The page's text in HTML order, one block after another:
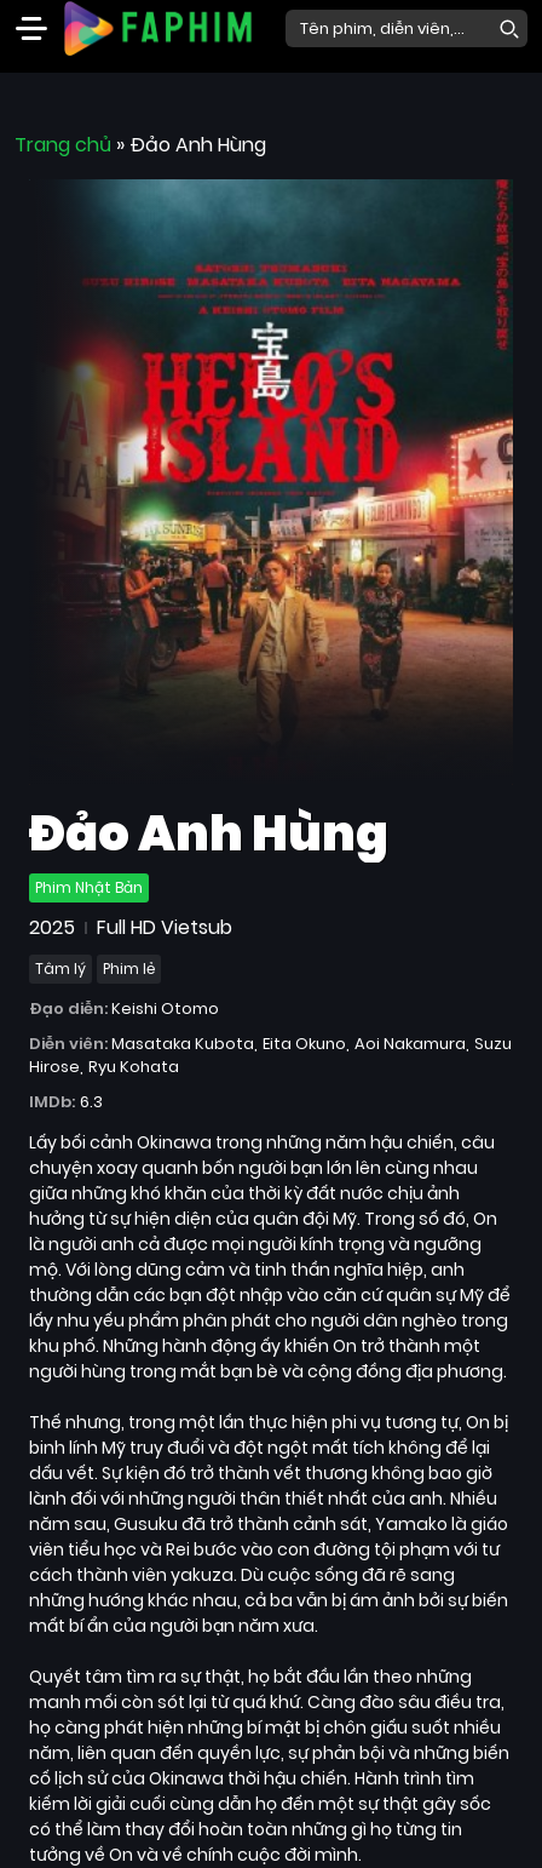
Phim
Phim
Chiếu
Quốc
Trang chủ » Đảo Anh Hùng
Đảo Anh Hùng
Phim Nhật Bản
2025 Full HD Vietsub
Tâm lý Phim lẻ
Đạo diễn:Keishi Otomo
Diễn viên:Masataka Kubota Eita Okuno Aoi Nakamura Suzu
Hirose Ryu Kohata
IMDb: 6.3
Lấy bối cảnh Okinawa trong những năm hậu chiến, câu
chuyện xoay quanh bốn người bạn lớn lên cùng nhau
giữa những khó khăn của thời kỳ đất nước chịu ảnh
hưởng từ sự hiện diện của quân đội Mỹ. Trong số đó, On
là người anh cả được mọi người kính trọng và ngưỡng
mộ. Với lòng dũng cảm và tinh thần nghĩa hiệp, anh
thường dẫn các bạn đột nhập vào căn cứ quân sự Mỹ để
lấy nhu yếu phẩm phân phát cho người dân nghèo trong
khu phố. Những hành động ấy khiến On trở thành một
người hùng trong mắt bạn bè và cộng đồng địa phương.
Thế nhưng, trong một lần thực hiện phi vụ tương tự, On bị
binh lính Mỹ truy đuổi và đột ngột mất tích không để lại
dấu vết. Sự kiện đó trở thành vết thương không bao giờ
lành đối với những người thân thiết nhất của anh. Nhiều
năm sau, Gusuku đã trở thành cảnh sát, Yamako là giáo
viên tiểu học và Rei bước vào con đường tội phạm với tư
cách thành viên yakuza. Dù cuộc sống đã rẽ sang
những hướng khác nhau, cả ba vẫn bị ám ảnh bởi sự biến
mất bí ẩn của người bạn năm xưa.
Quyết tâm tìm ra sự thật, họ bắt đầu lần theo những
manh mối còn sót lại từ quá khứ. Càng đào sâu điều tra,
họ càng phát hiện những bí mật bị chôn giấu suốt nhiều
năm, liên quan đến quyền lực, sự phản bội và những biến
cố lịch sử của Okinawa thời hậu chiến. Hành trình tìm
kiếm lời giải cuối cùng dẫn họ đến một sự thật gây sốc
có thể làm thay đổi hoàn toàn những gì họ từng tin
tưởng về On và về chính cuộc đời mình.